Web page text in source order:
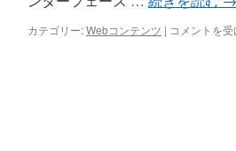
カテゴリー:Webコンテンツ | Wii
コメントを